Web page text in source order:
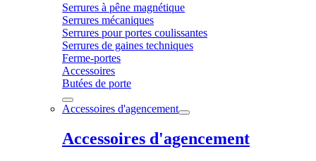
Serrures à pêne magnétique
Serrures mécaniques
Serrures pour portes coulissantes
Serrures de gaines techniques
Ferme-portes
Accessoires
Butées de porte
Accessoires d'agencement
Accessoires d'agencement